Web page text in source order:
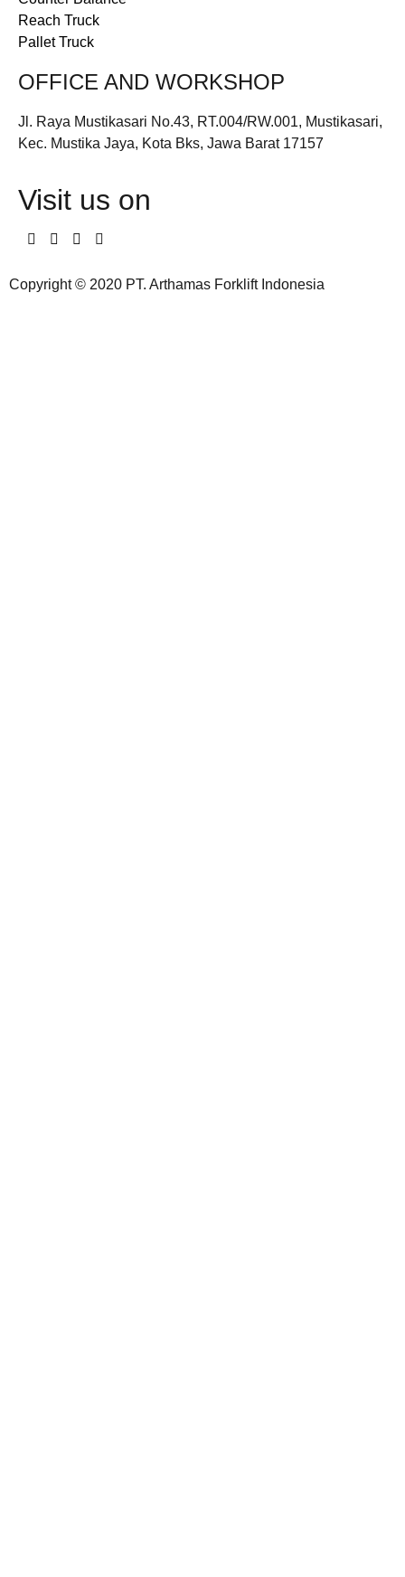
Reach Truck
Pallet Truck
OFFICE AND WORKSHOP
Jl. Raya Mustikasari No.43, RT.004/RW.001, Mustikasari,
Kec. Mustika Jaya, Kota Bks, Jawa Barat 17157
Visit us on
Copyright © 2020 PT. Arthamas Forklift Indonesia